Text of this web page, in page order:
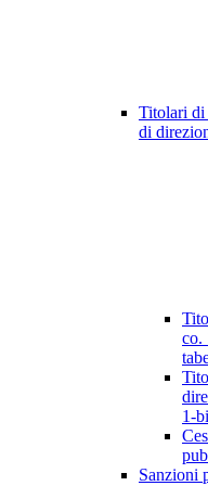
Titolari di
di
co.
1-
Sanzioni